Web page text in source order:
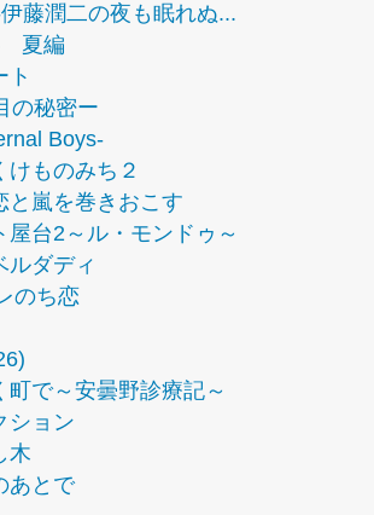
藤潤二の夜も眠れぬ...
夏編
ト
の秘密ー
Boys-
けものみち２
と嵐を巻きおこす
屋台2～ル・モンドゥ～
ルダディ
のち恋
町で～安曇野診療記～
ション
木
あとで